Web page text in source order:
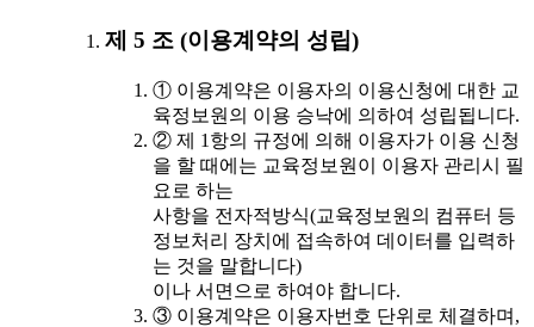
제 5 조 (이용계약의 성립)
① 이용계약은 이용자의 이용신청에 대한 교
육정보원의 이용 승낙에 의하여 성립됩니다.
② 제 1항의 규정에 의해 이용자가 이용 신청
을 할 때에는 교육정보원이 이용자 관리시 필
요로 하는
사항을 전자적방식(교육정보원의 컴퓨터 등
정보처리 장치에 접속하여 데이터를 입력하
는 것을 말합니다)
이나 서면으로 하여야 합니다.
③ 이용계약은 이용자번호 단위로 체결하며,